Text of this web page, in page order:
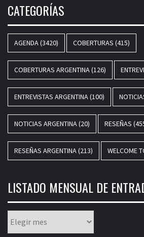
CATEGORÍAS
AGENDA (3420) COBERTURAS (415)
COBERTURAS ARGENTINA (126)
ENTREVISTAS ARGENTINA (100)
NOTICIAS ARGENTINA (20) RESEÑAS
RESEÑAS ARGENTINA (213) WELCOME
LISTADO MENSUAL DE
mensual